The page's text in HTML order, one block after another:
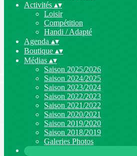
Activités ▴▾
Loisir
Compétition
Handi / Adapté
Agenda ▴▾
Boutique ▴▾
Médias ▴▾
Saison 2025/2026
Saison 2024/2025
Saison 2023/2024
Saison 2022/2023
Saison 2021/2022
Saison 2020/2021
Saison 2019/2020
Saison 2018/2019
Galeries Photos